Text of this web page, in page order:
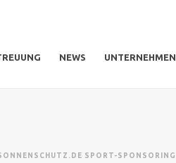
NEWS UNTERNEHMEN
SPORT-SPONSORING